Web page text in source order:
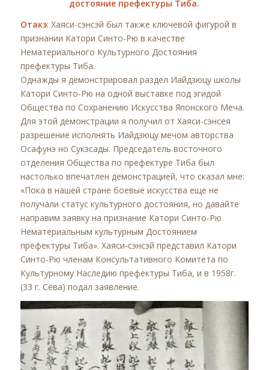
достояние префектуры Тиба.
Отакэ: Хаяси-сэнсэй был также ключевой фигурой в
признании Катори Синто-Рю в качестве
Нематериального Культурного Достояния
префектуры Тиба.
Однажды я демонстрировал раздел Иайдзюцу школы
Катори Синто-Рю на одной выставке под эгидой
Общества по Сохранению Искусства Японского Меча.
Для этой демонстрации я получил от Хаяси-сэнсея
разрешение исполнять Иайдзюцу мечом авторства
Осафунэ но Сукэсады. Председатель восточного
отделения Общества по префектуре Тиба был
настолько впечатлен демонстрацией, что сказал мне:
«Пока в нашей стране боевые искусства еще не
получали статус культурного достояния, но давайте
направим заявку на признание Катори Синто-Рю
Нематериальным культурным Достоянием
префектуры Тиба». Хаяси-сэнсэй представил Катори
Синто-Рю членам Консультативного Комитета по
Культурному Наследию префектуры Тиба, и в 1958г.
(33 г. Сёва) подал заявление.